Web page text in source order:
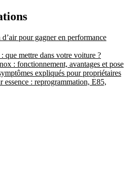
pour gagner en performance
que mettre dans votre voiture ?
: fonctionnement, avantages et pose
expliqués pour propriétaires
essence : reprogrammation, E85,